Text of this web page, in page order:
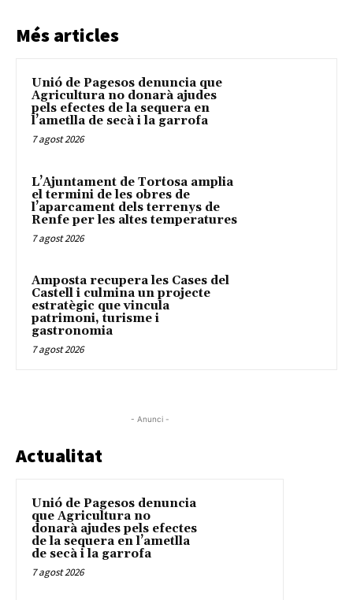
Més articles
Unió de Pagesos denuncia que
Agricultura no donarà ajudes
pels efectes de la sequera en
l’ametlla de secà i la garrofa
7 agost 2026
L’Ajuntament de Tortosa amplia
el termini de les obres de
l’aparcament dels terrenys de
Renfe per les altes temperatures
7 agost 2026
Amposta recupera les Cases del
Castell i culmina un projecte
estratègic que vincula
patrimoni, turisme i
gastronomia
7 agost 2026
- Anunci -
Actualitat
Unió de Pagesos denuncia
que Agricultura no
donarà ajudes pels efectes
de la sequera en l’ametlla
de secà i la garrofa
7 agost 2026